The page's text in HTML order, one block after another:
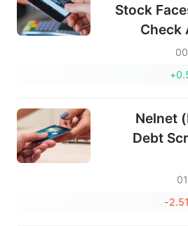
Stock
Check
Nelnet
Debt
-